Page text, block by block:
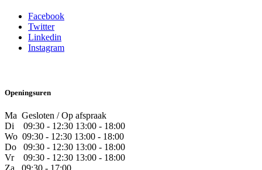
Facebook
Twitter
Linkedin
Instagram
Openingsuren
Ma Gesloten / Op afspraak
Di 09:30 - 12:30 13:00 - 18:00
Wo 09:30 - 12:30 13:00 - 18:00
Do ​09:30 - 12:30 13:00 - 18:00
Vr ​09:30 - 12:30 13:00 - 18:00